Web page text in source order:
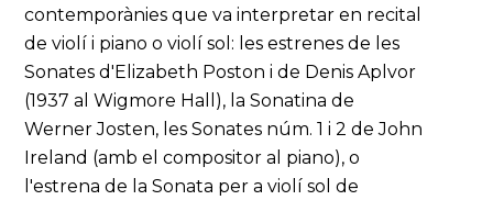
contemporànies que va interpretar en recital
de violí i piano o violí sol: les estrenes de les
Sonates d'Elizabeth Poston i de Denis Aplvor
(1937 al Wigmore Hall), la Sonatina de
Werner Josten, les Sonates núm. 1 i 2 de John
Ireland (amb el compositor al piano), o
l'estrena de la Sonata per a violí sol de